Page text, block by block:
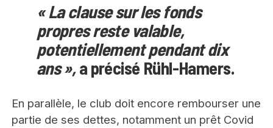
« La clause sur les fonds
propres reste valable,
potentiellement pendant dix
ans »,a précisé Rühl-Hamers.
En parallèle, le club doit encore rembourser une
partie de ses dettes, notamment un prêt Covid